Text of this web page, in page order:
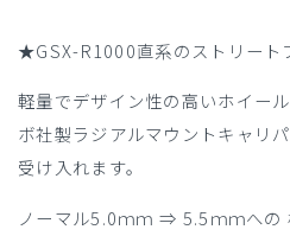
★GSX-R1000直系のストリート
軽量でデザイン性の高いホイー
ボ社製ラジアルマウントキャリ
受け入れます。
ノーマル5.0ｍｍ ⇒ 5.5ｍｍへの